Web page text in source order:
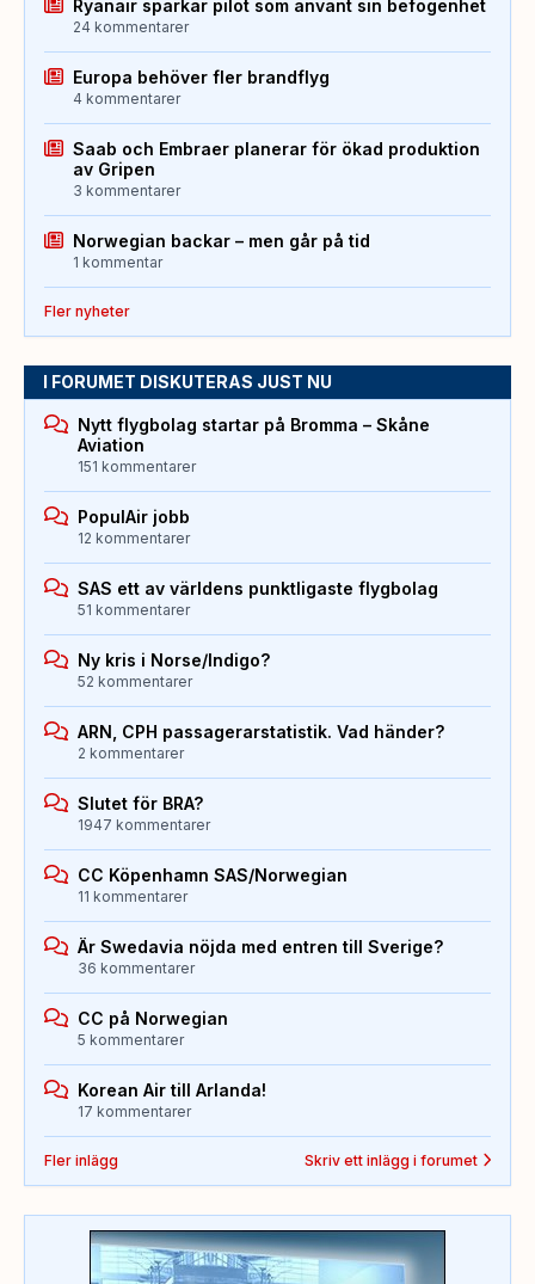
Ryanair sparkar pilot som använt sin befogenhet
24 kommentarer
Europa behöver fler brandflyg
4 kommentarer
Saab och Embraer planerar för ökad produktion
av Gripen
3 kommentarer
Norwegian backar – men går på tid
1 kommentar
Fler nyheter
I FORUMET DISKUTERAS JUST NU
Nytt flygbolag startar på Bromma – Skåne
Aviation
151 kommentarer
PopulAir jobb
12 kommentarer
SAS ett av världens punktligaste flygbolag
51 kommentarer
Ny kris i Norse/Indigo?
52 kommentarer
ARN, CPH passagerarstatistik. Vad händer?
2 kommentarer
Slutet för BRA?
1947 kommentarer
CC Köpenhamn SAS/Norwegian
11 kommentarer
Är Swedavia nöjda med entren till Sverige?
36 kommentarer
CC på Norwegian
5 kommentarer
Korean Air till Arlanda!
17 kommentarer
Fler inlägg Skriv ett inlägg i forumet